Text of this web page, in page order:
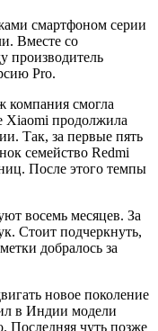
смартфоном серии
Вместе со
производитель
Pro.
компания смогла
Xiaomi продолжила
Так, за первые пять
семейство Redmi
После этого темпы
восемь месяцев. За
Стоит подчеркнуть,
добралось за
новое поколение
в Индии модели
Последняя чуть позже